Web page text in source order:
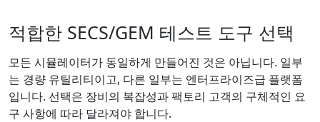
적합한 SECS/GEM 테스트 도구 선택
모든 시뮬레이터가 동일하게 만들어진 것은 아닙니다. 일부
는 경량 유틸리티이고, 다른 일부는 엔터프라이즈급 플랫폼
입니다. 선택은 장비의 복잡성과 팩토리 고객의 구체적인 요
구 사항에 따라 달라져야 합니다.